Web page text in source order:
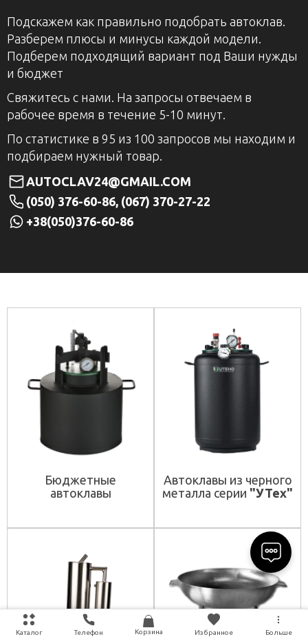
Каталог Телефон Корзина Избранное Больше
Подскажем как правильно подобрать автоклав.
Разберем плюсы и минусы каждой модели.
Подберем подходящий вариант под Ваши нужды
и бюджет
Свяжитесь с нами. На запросы отвечаем в
рабочее время в течение 5-10 минут.
По статистике в 95 из 100 запросов мы находим и
подбираем нужный товар.
AUTOCLAV24@GMAIL.COM
(050) 376-60-86, (067) 370-27-22
+38(050)376-60-86
Бюджетные
автоклавы
Автоклавы из черного
металла серии "УТех"